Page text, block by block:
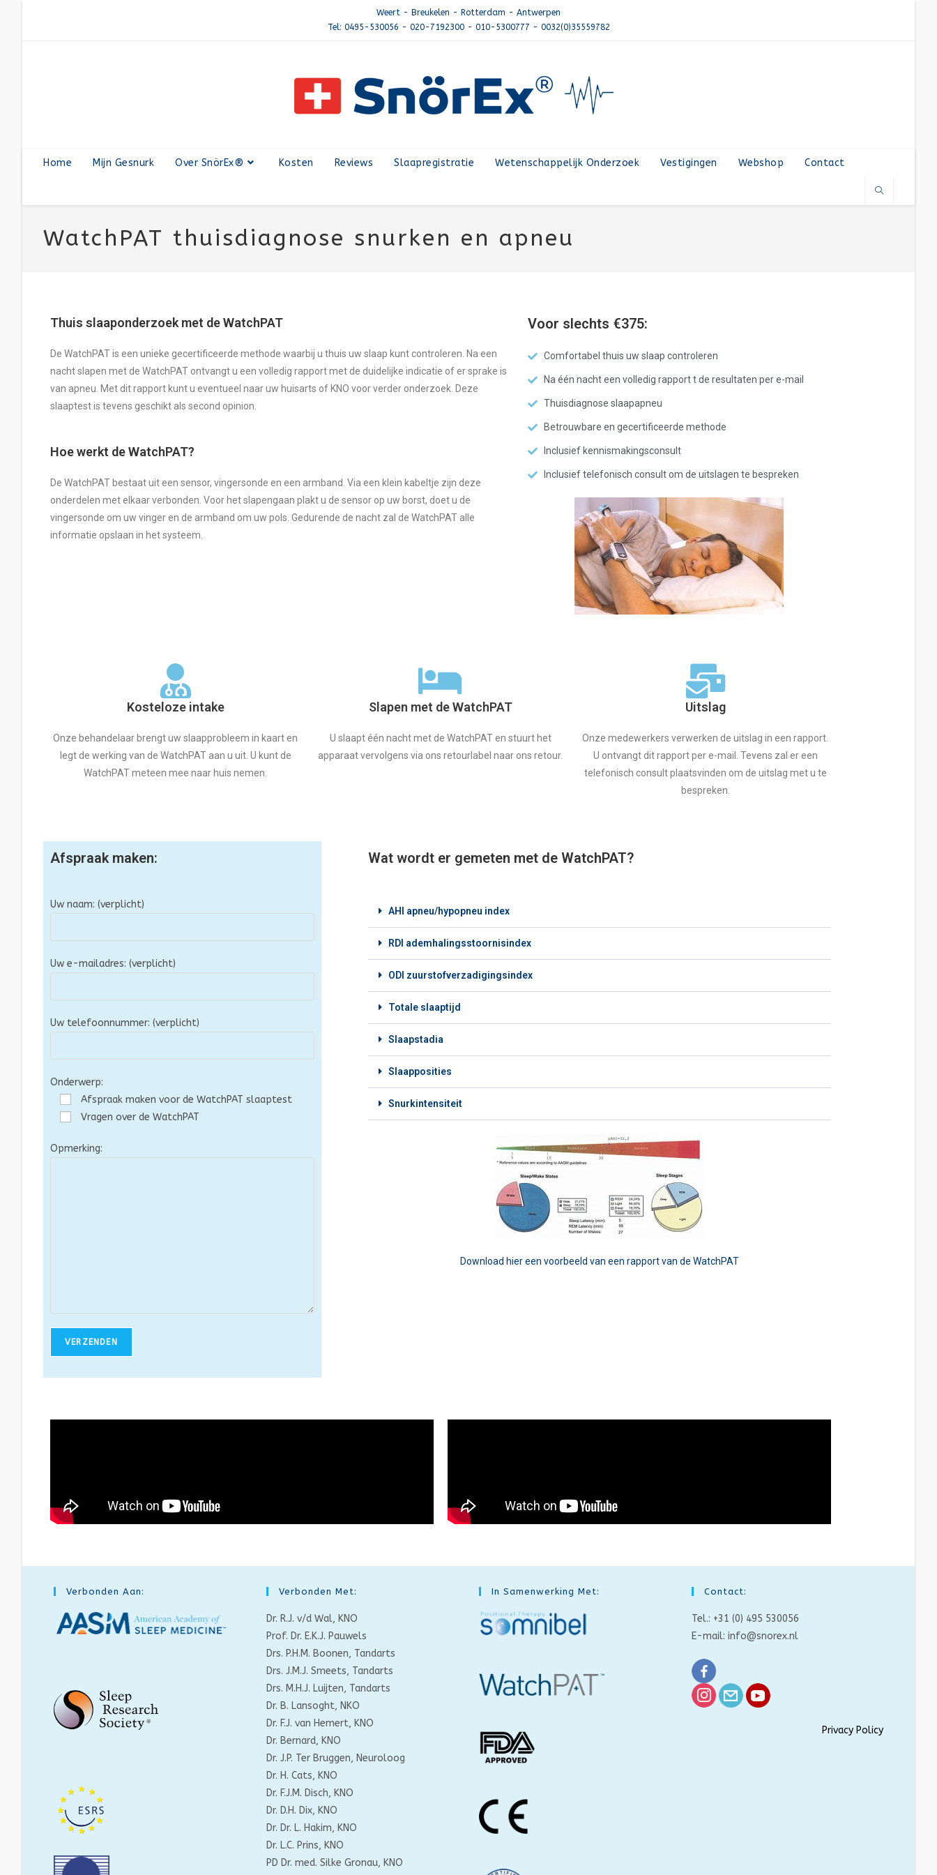
Weert - Breukelen - Rotterdam - Antwerpen
Tel: 0495-530056 - 020-7192300 - 010-5300777 - 0032(0)35559782
Home Mijn Gesnurk Over SnörEx® Kosten Reviews Slaapregistratie Wetenschappelijk Onderzoek Vestigingen Webshop Contact
WatchPAT thuisdiagnose snurken en apneu
Thuis slaaponderzoek met de WatchPAT
De WatchPAT is een unieke gecertificeerde methode waarbij u thuis uw slaap kunt controleren. Na een
nacht slapen met de WatchPAT ontvangt u een volledig rapport met de duidelijke indicatie of er sprake is
van apneu. Met dit rapport kunt u eventueel naar uw huisarts of KNO voor verder onderzoek. Deze
slaaptest is tevens geschikt als second opinion.
Hoe werkt de WatchPAT?
De WatchPAT bestaat uit een sensor, vingersonde en een armband. Via een klein kabeltje zijn deze
onderdelen met elkaar verbonden. Voor het slapengaan plakt u de sensor op uw borst, doet u de
vingersonde om uw vinger en de armband om uw pols. Gedurende de nacht zal de WatchPAT alle
informatie opslaan in het systeem.
Voor slechts €375:
Comfortabel thuis uw slaap controleren
Na één nacht een volledig rapport t de resultaten per e-mail
Thuisdiagnose slaapapneu
Betrouwbare en gecertificeerde methode
Inclusief kennismakingsconsult
Inclusief telefonisch consult om de uitslagen te bespreken
Kosteloze intake
Onze behandelaar brengt uw slaapprobleem in kaart en
legt de werking van de WatchPAT aan u uit. U kunt de
WatchPAT meteen mee naar huis nemen.
Slapen met de WatchPAT
U slaapt één nacht met de WatchPAT en stuurt het
apparaat vervolgens via ons retourlabel naar ons retour.
Uitslag
Onze medewerkers verwerken de uitslag in een rapport.
U ontvangt dit rapport per e-mail. Tevens zal er een
telefonisch consult plaatsvinden om de uitslag met u te
bespreken.
Afspraak maken:
Uw naam: (verplicht)
Uw e-mailadres: (verplicht)
Uw telefoonnummer: (verplicht)
Onderwerp:
Afspraak maken voor de WatchPAT slaaptest
Vragen over de WatchPAT
Opmerking:
Wat wordt er gemeten met de WatchPAT?
AHI apneu/hypopneu index
RDI ademhalingsstoornisindex
ODI zuurstofverzadigingsindex
Totale slaaptijd
Slaapstadia
Slaapposities
Snurkintensiteit
Download hier een voorbeeld van een rapport van de WatchPAT
Verbonden Aan: Verbonden Met:
Dr. R.J. v/d Wal, KNO
Prof. Dr. E.K.J. Pauwels
Drs. P.H.M. Boonen, Tandarts
Drs. J.M.J. Smeets, Tandarts
Drs. M.H.J. Luijten, Tandarts
Dr. B. Lansoght, NKO
Dr. F.J. van Hemert, KNO
Dr. Bernard, KNO
Dr. J.P. Ter Bruggen, Neuroloog
Dr. H. Cats, KNO
Dr. F.J.M. Disch, KNO
Dr. D.H. Dix, KNO
Dr. Dr. L. Hakim, KNO
Dr. L.C. Prins, KNO
PD Dr. med. Silke Gronau, KNO
In Samenwerking Met: Contact:
Tel.: +31 (0) 495 530056
E-mail: info@snorex.nl
Privacy Policy